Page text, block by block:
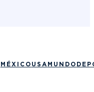
MÉXICO USA MUNDO